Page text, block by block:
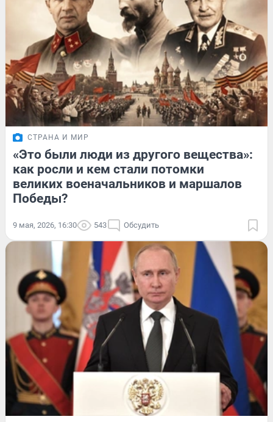
СТРАНА И МИР
«Это были люди из другого вещества»:
как росли и кем стали потомки
великих военачальников и маршалов
Победы?
9 мая, 2026, 16:30 543 Обсудить